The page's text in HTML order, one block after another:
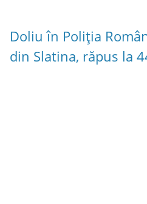
Doliu în Poliția
din Slatina, răpus la